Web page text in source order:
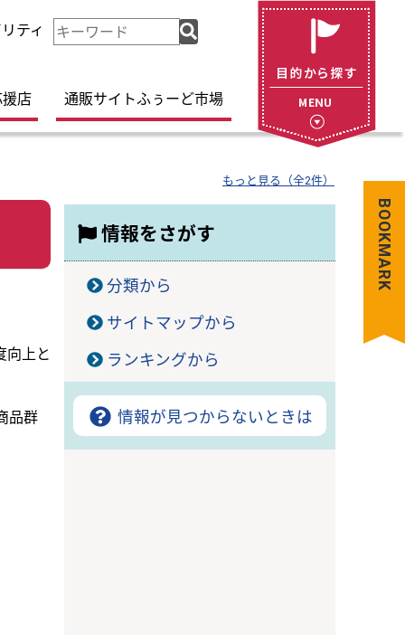
ティ
検
ー
ワ
ー
店 通販サイトふぅーど市場
もっと見る（全2件）
向上と
品群
情報をさがす
分類から
サイトマップから
ランキングから
情報が見つからないときは
BOOKMARK